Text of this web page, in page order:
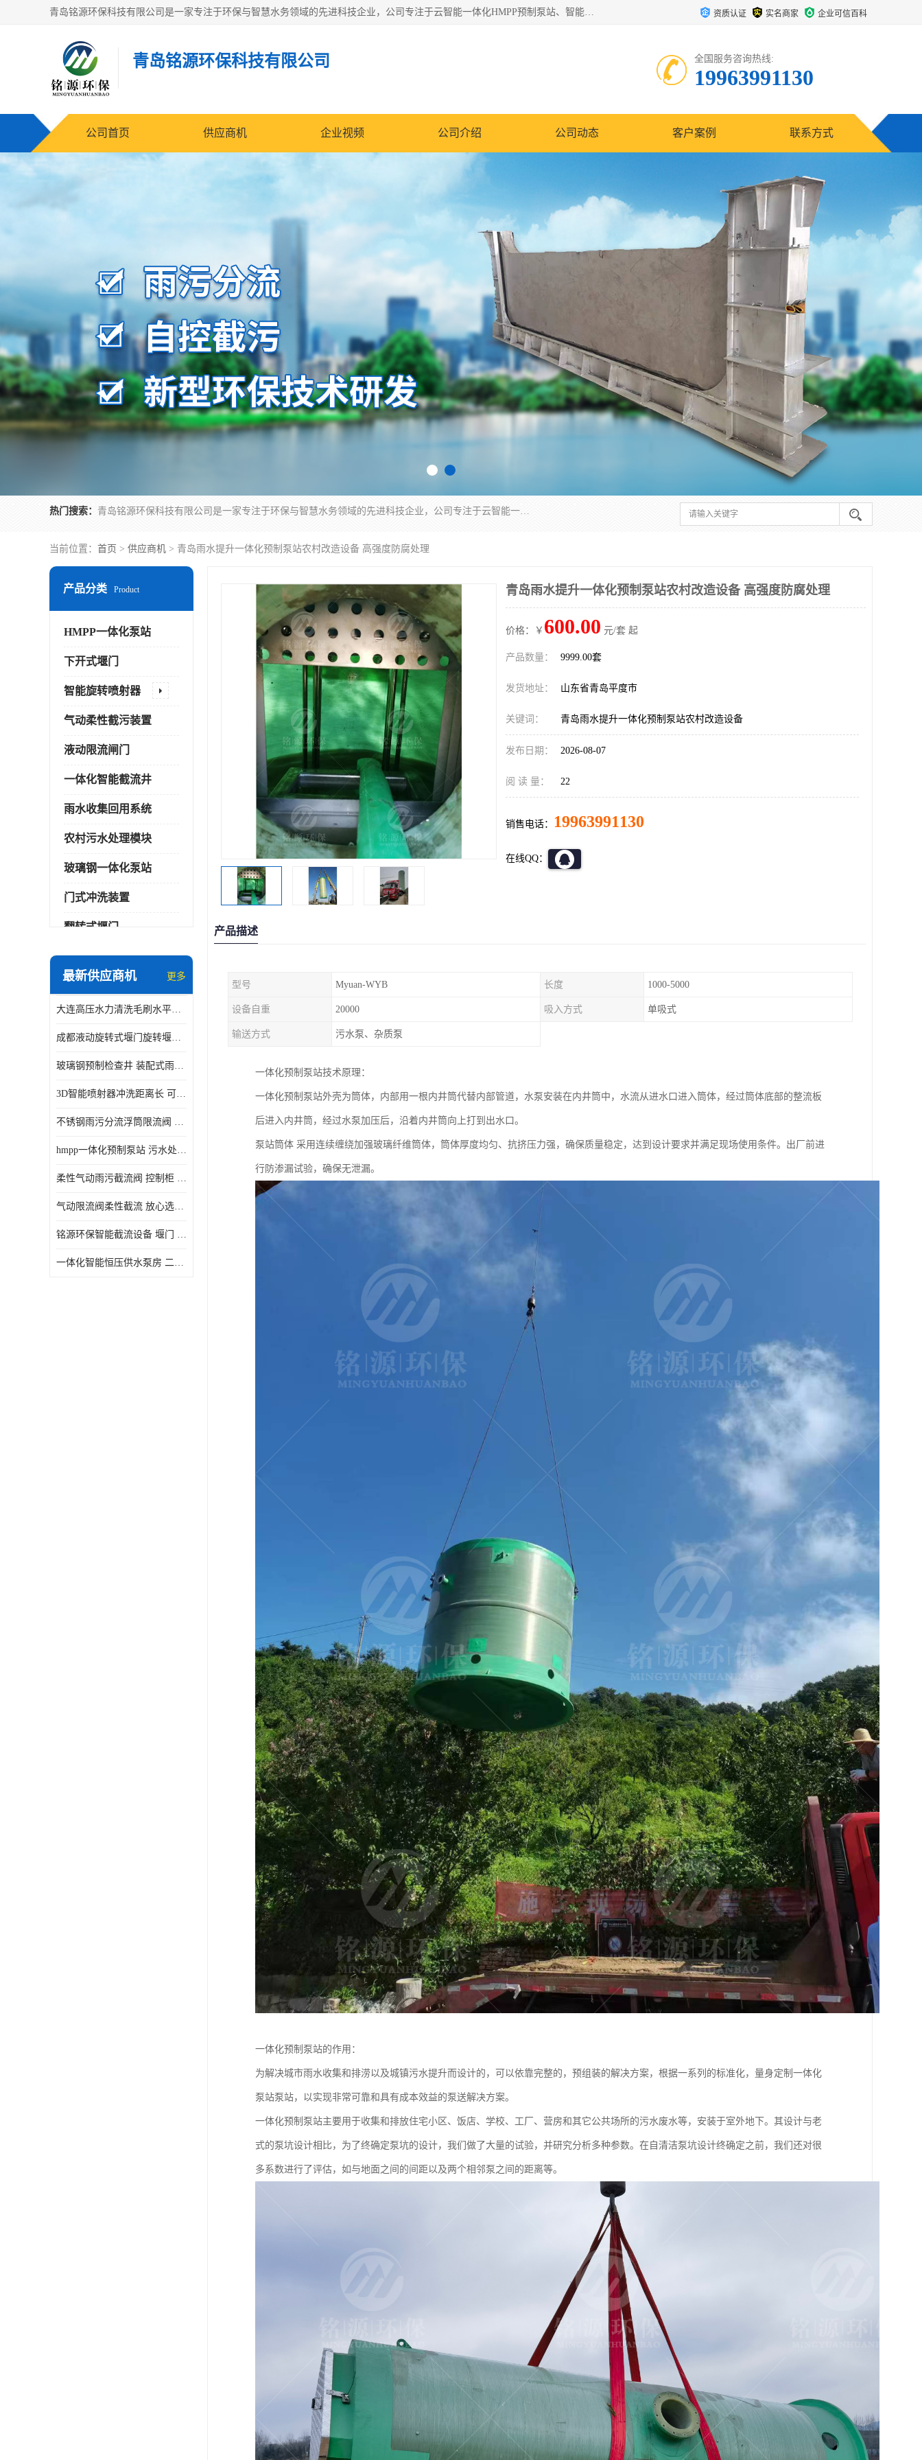
青岛铭源环保科技有限公司是一家专注于环保与智慧水务领域的先进科技企业，公司专注于云智能一体化HMPP预制泵站、智能截流井设备、调蓄池雨洪管理设备、水务循环利用、云智慧水务开发及新型环保技术研发等领域。 资质认证 实名商家 企业可信百科
青岛铭源环保科技有限公司 全国服务咨询热线:
19963991130
公司首页 供应商机 企业视频 公司介绍 公司动态 客户案例 联系方式
热门搜索： 青岛铭源环保科技有限公司是一家专注于环保与智慧水务领域的先进科技企业，公司专注于云智能一体化HMPP预制泵站、智能截流井设备、调蓄池雨洪管理设备、水务循环利用、云智慧水务开发及新型环保技术研发等领域。
当前位置： 首页 > 供应商机 > 青岛雨水提升一体化预制泵站农村改造设备 高强度防腐处理
产品分类 Product
HMPP一体化泵站
下开式堰门
智能旋转喷射器
气动柔性截污装置
液动限流闸门
一体化智能截流井
雨水收集回用系统
农村污水处理模块
玻璃钢一体化泵站
门式冲洗装置
翻转式堰门
智能一体化雨水泵站
智能一体化供水泵房
智能一体化净水设备
最新供应商机 更多
大连高压水力清洗毛刷水平自清洁滚刷 水力自动冲洗系统 水力清洗
成都液动旋转式堰门旋转堰门 自动控制 SUS304
玻璃钢预制检查井 装配式雨水污水井 初期弃流井 源头厂家
3D智能喷射器冲洗距离长 可270度旋转 高强度水压远距离喷洗
不锈钢雨污分流浮筒限流阀 DN150-DN1000 品质可信
hmpp一体化预制泵站 污水处理系统 乡镇学校市政排水 厂家供应
柔性气动雨污截流阀 控制柜 远程控制安全性高检修方便
气动限流阀柔性截流 放心选购 控源截污铭源环保
铭源环保智能截流设备 堰门 铸铁调节闸门作用 源头商家 可定制
一体化智能恒压供水泵房 二次加压供水设备户外智慧泵房
青岛雨水提升一体化预制泵站农村改造设备 高强度防腐处理
价格：￥ 600.00 元/套 起
产品数量： 9999.00套
发货地址： 山东省青岛平度市
关键词： 青岛雨水提升一体化预制泵站农村改造设备
发布日期： 2026-08-07
阅 读 量： 22
销售电话： 19963991130
在线QQ：
产品描述
型号 Myuan-WYB 长度 1000-5000
设备自重 20000 吸入方式 单吸式
输送方式 污水泵、杂质泵
一体化预制泵站技术原理：
一体化预制泵站外壳为筒体，内部用一根内井筒代替内部管道，水泵安装在内井筒中，水流从进水口进入筒体，经过筒体底部的整流板
后进入内井筒，经过水泵加压后，沿着内井筒向上打到出水口。
泵站筒体 采用连续缠绕加强玻璃纤维筒体，筒体厚度均匀、抗挤压力强，确保质量稳定，达到设计要求并满足现场使用条件。出厂前进
行防渗漏试验，确保无泄漏。
一体化预制泵站的作用：
为解决城市雨水收集和排涝以及城镇污水提升而设计的，可以依靠完整的，预组装的解决方案，根据一系列的标准化，量身定制一体化
泵站泵站，以实现非常可靠和具有成本效益的泵送解决方案。
一体化预制泵站主要用于收集和排放住宅小区、饭店、学校、工厂、营房和其它公共场所的污水废水等，安装于室外地下。其设计与老
式的泵坑设计相比，为了终确定泵坑的设计，我们做了大量的试验，并研究分析多种参数。在自清洁泵坑设计终确定之前，我们还对很
多系数进行了评估，如与地面之间的间距以及两个相邻泵之间的距离等。